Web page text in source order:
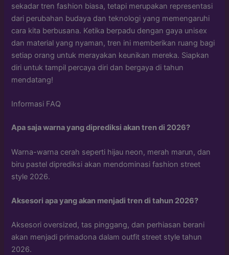
sekadar tren fashion biasa, tetapi merupakan representasi
dari perubahan budaya dan teknologi yang memengaruhi
cara kita berbusana. Ketika berpadu dengan gaya unisex
dan material yang nyaman, tren ini memberikan ruang bagi
setiap orang untuk merayakan keunikan mereka. Siapkan
diri untuk tampil percaya diri dan bergaya di tahun
mendatang!
Informasi FAQ
Apa saja warna yang diprediksi akan tren di 2026?
Warna-warna cerah seperti hijau neon, merah marun, dan
biru pastel diprediksi akan mendominasi fashion street
style 2026.
Aksesori apa yang akan menjadi tren di tahun 2026?
Aksesori oversized, tas pinggang, dan perhiasan berani
akan menjadi primadona dalam outfit street style tahun
2026.